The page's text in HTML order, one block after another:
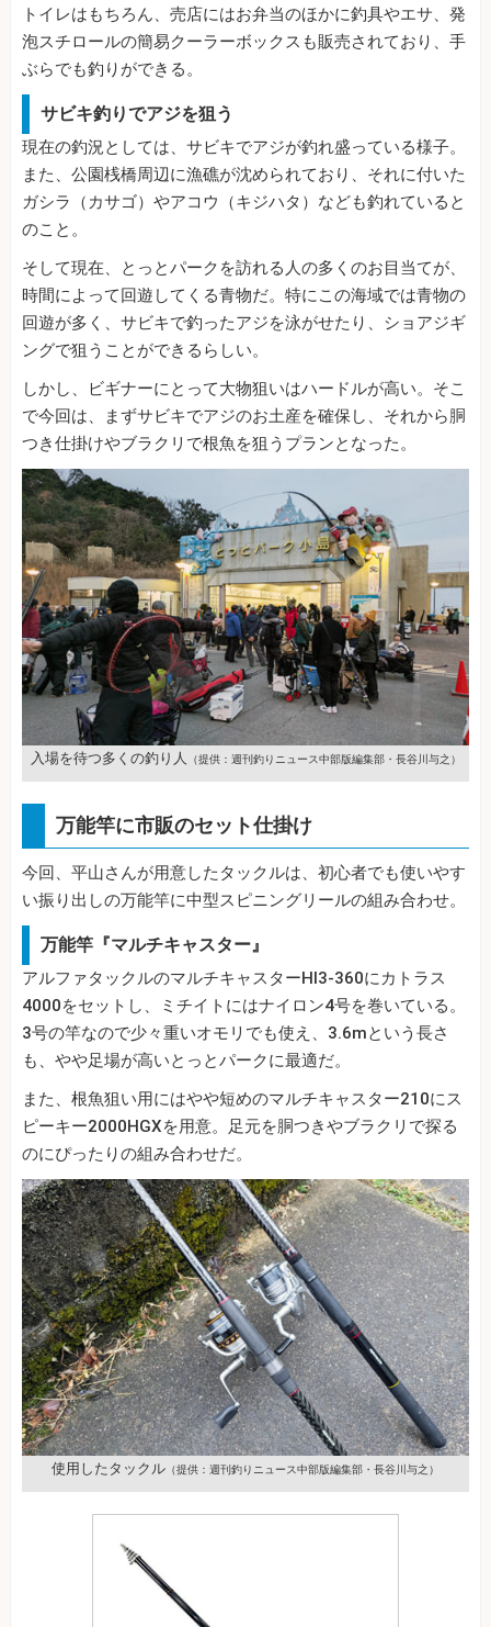
トイレはもちろん、売店にはお弁当のほかに釣具やエサ、発
泡スチロールの簡易クーラーボックスも販売されており、手
ぶらでも釣りができる。
サビキ釣りでアジを狙う
現在の釣況としては、サビキでアジが釣れ盛っている様子。
また、公園桟橋周辺に漁礁が沈められており、それに付いた
ガシラ（カサゴ）やアコウ（キジハタ）なども釣れていると
のこと。
そして現在、とっとパークを訪れる人の多くのお目当てが、
時間によって回遊してくる青物だ。特にこの海域では青物の
回遊が多く、サビキで釣ったアジを泳がせたり、ショアジギ
ングで狙うことができるらしい。
しかし、ビギナーにとって大物狙いはハードルが高い。そこ
で今回は、まずサビキでアジのお土産を確保し、それから胴
つき仕掛けやブラクリで根魚を狙うプランとなった。
入場を待つ多くの釣り人 （提供：週刊釣りニュース中部版編集部・長谷川与之）
万能竿に市販のセット仕掛け
今回、平山さんが用意したタックルは、初心者でも使いやす
い振り出しの万能竿に中型スピニングリールの組み合わせ。
万能竿『マルチキャスター』
アルファタックルのマルチキャスターHI3-360にカトラス
4000をセットし、ミチイトにはナイロン4号を巻いている。
3号の竿なので少々重いオモリでも使え、3.6mという長さ
も、やや足場が高いとっとパークに最適だ。
また、根魚狙い用にはやや短めのマルチキャスター210にス
ピーキー2000HGXを用意。足元を胴つきやブラクリで探る
のにぴったりの組み合わせだ。
使用したタックル （提供：週刊釣りニュース中部版編集部・長谷川与之）